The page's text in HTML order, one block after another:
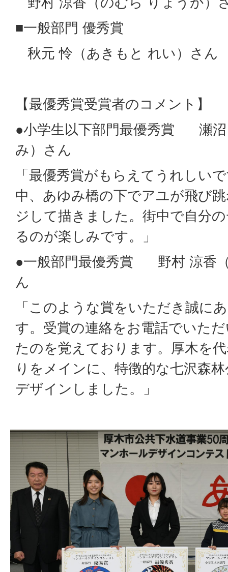
■一般部門 優秀賞
秋元 怜（あきもと れい）さん
【最優秀賞受賞者のコメント】
●小学生以下部門最優秀賞 瀬沼
み）さん
「最優秀賞がもらえてうれしい
中、あゆみ橋の下でアユが飛び
ジして描きました。街中で自分
るのが楽しみです。」
●一般部門最優秀賞 野村 涼香
ん
「このような賞をいただき誠に
す。受賞の連絡をお電話でいた
たのを覚えております。厚木を
りをメインに、特徴的な七沢森
デザインしました。」